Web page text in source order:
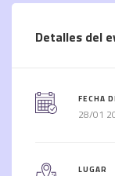
Detalles del
FECHA
28/01
LUGAR